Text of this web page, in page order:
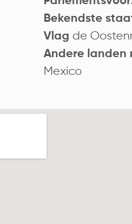
Bekendste
Vlag de
Andere landen
Mexico